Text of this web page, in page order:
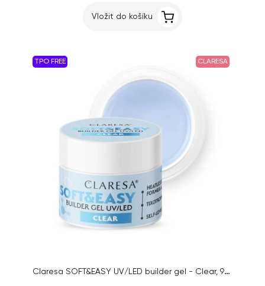
Vložit do košíku
TPO FREE CLARESA
Claresa SOFT&EASY UV/LED builder gel - Clear, 90g